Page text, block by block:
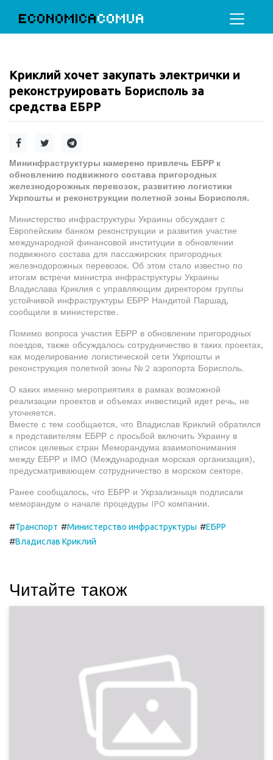
ECONOMICACOMUA
Криклий хочет закупать электрички и
реконструировать Борисполь за
средства ЕБРР
Мининфраструктуры намерено привлечь ЕБРР к
обновлению подвижного состава пригородных
железнодорожных перевозок, развитию логистики
Укрпошты и реконструкции полетной зоны Борисполя.
Министерство инфраструктуры Украины обсуждает с
Европейским банком реконструкции и развития участие
международной финансовой институции в обновлении
подвижного состава для пассажирских пригородных
железнодорожных перевозок. Об этом стало известно по
итогам встречи министра инфраструктуры Украины
Владислава Криклия с управляющим директором группы
устойчивой инфраструктуры ЕБРР Нандитой Паршад,
сообщили в министерстве.
Помимо вопроса участия ЕБРР в обновлении пригородных
поездов, также обсуждалось сотрудничество в таких проектах,
как моделирование логистической сети Укрпошты и
реконструкция полетной зоны № 2 аэропорта Борисполь.
О каких именно мероприятиях в рамках возможной
реализации проектов и объемах инвестиций идет речь, не
уточняется.
Вместе с тем сообщается, что Владислав Криклий обратился
к представителям ЕБРР с просьбой включить Украину в
список целевых стран Меморандума взаимопонимания
между ЕБРР и ІМО (Международная морская организация),
предусматривающем сотрудничество в морском секторе.
Ранее сообщалось, что ЕБРР и Укрзализныця подписали
меморандум о начале процедуры IPO компании.
#Транспорт #Министерство инфраструктуры #ЕБРР
#Владислав Криклий
Читайте також